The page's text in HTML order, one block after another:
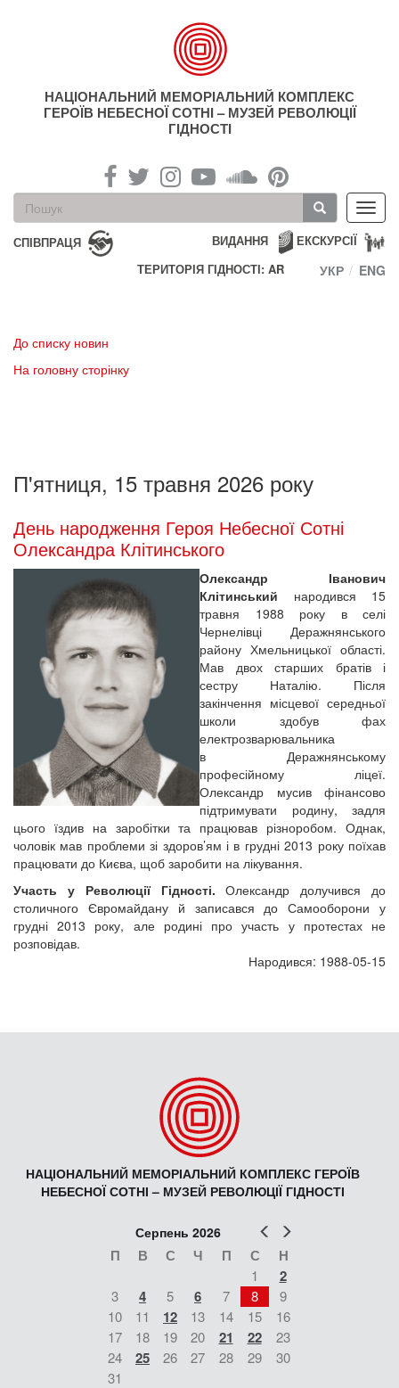
НАЦІОНАЛЬНИЙ МЕМОРІАЛЬНИЙ КОМПЛЕКС
ГЕРОЇВ НЕБЕСНОЇ СОТНІ – МУЗЕЙ РЕВОЛЮЦІЇ
ГІДНОСТІ
Пошукова
форма
Пошук
СПІВПРАЦЯ ЕКСКУРСІЇ
ВИДАННЯ
ТЕРИТОРІЯ ГІДНОСТІ: AR
УКР ENG
До списку новин
На головну сторінку
П'ятниця, 15 травня 2026 року
День народження Героя Небесної Сотні
Олександра Клітинського
Олександр Іванович
Клітинський народився 15
травня 1988 року в селі
Чернелівці Деражнянського
району Хмельницької області.
Мав двох старших братів і
сестру Наталію. Після
закінчення місцевої середньої
школи здобув фах
електрозварювальника
в Деражнянському
професійному ліцеї.
Олександр мусив фінансово
підтримувати родину, задля
цього їздив на заробітки та працював різноробом. Однак,
чоловік мав проблеми зі здоров’ям і в грудні 2013 року поїхав
працювати до Києва, щоб заробити на лікування.
Участь у Революції Гідності.Олександр долучився до
столичного Євромайдану й записався до Самооборони у
грудні 2013 року, але родині про участь у протестах не
розповідав.
Народився: 1988-05-15
НАЦІОНАЛЬНИЙ МЕМОРІАЛЬНИЙ КОМПЛЕКС ГЕРОЇВ
НЕБЕСНОЇ СОТНІ – МУЗЕЙ РЕВОЛЮЦІЇ ГІДНОСТІ
Попер
Серпень 2026
П В С Ч П С Н
1 2
3 4 5 6 7 8
9
10
11 12 13 14 15
16
17
18 19 20 21 22
23
24
25 26 27 28 29
30
31